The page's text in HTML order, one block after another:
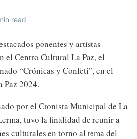
read
ponentes y artistas
el Centro Cultural La Paz, el
“Crónicas y Confeti”, en el
Paz 2024.
por el Cronista Municipal de La
tuvo la finalidad de reunir a
culturales en torno al tema del